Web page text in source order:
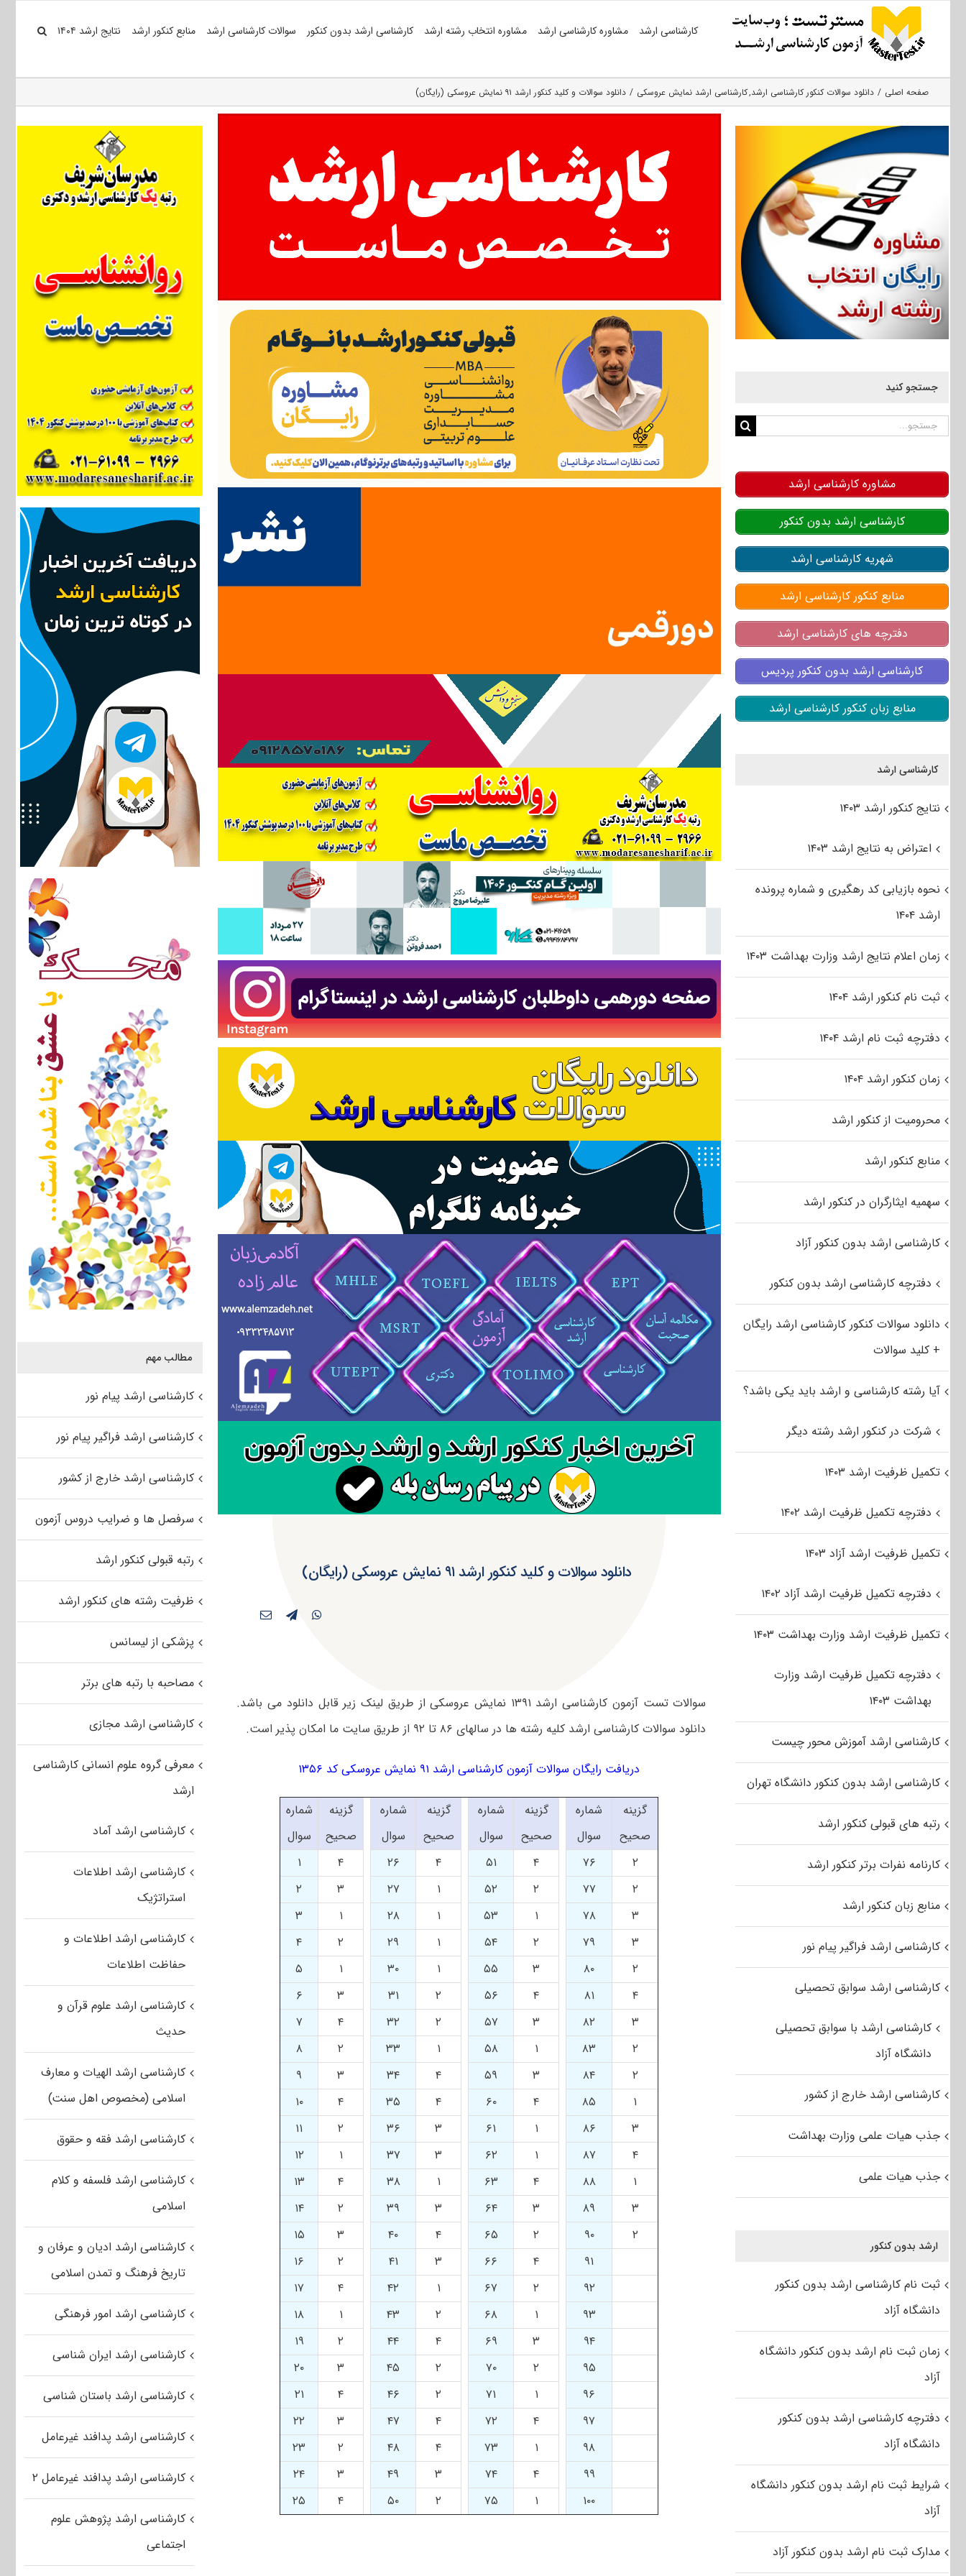
کارشناسی ارشد مشاوره کارشناسی ارشد مشاوره انتخاب رشته ارشد کارشناسی ارشد بدون کنکور سوالات کارشناسی ارشد منابع کنکور ارشد نتایج ارشد ۱۴۰۴
صفحه اصلی دانلود سوالات کنکور کارشناسی ارشد کارشناسی ارشد نمایش عروسکی دانلود سوالات و کلید کنکور ارشد ۹۱ نمایش عروسکی (رایگان)
دانلود سوالات و کلید کنکور ارشد ۹۱ نمایش عروسکی (رایگان)
سوالات تست آزمون کارشناسی ارشد ۱۳۹۱ نمایش عروسکی از طریق لینک زیر قابل دانلود می باشد.
دانلود سوالات کارشناسی ارشد کلیه رشته ها در سالهای ۸۶ تا ۹۲ از طریق سایت ما امکان پذیر است.
دریافت رایگان سوالات آزمون کارشناسی ارشد ۹۱ نمایش عروسکی کد ۱۳۵۶
گزینه
صحیح
شماره
سوال
گزینه
صحیح
شماره
سوال
گزینه
صحیح
شماره
سوال
گزینه
صحیح
شماره
سوال
۲
۷۶ ۴ ۵۱ ۴ ۲۶ ۴
۱
۲
۷۷ ۲ ۵۲ ۱ ۲۷ ۳
۲
۳
۷۸ ۱ ۵۳ ۱ ۲۸ ۱
۳
۳
۷۹ ۲ ۵۴ ۱ ۲۹ ۲
۴
۲
۸۰ ۳ ۵۵ ۱ ۳۰ ۱
۵
۴
۸۱ ۴ ۵۶ ۲ ۳۱ ۳
۶
۳
۸۲ ۳ ۵۷ ۲ ۳۲ ۴
۷
۲
۸۳ ۱ ۵۸ ۱ ۳۳ ۲
۸
۲
۸۴ ۳ ۵۹ ۴ ۳۴ ۳
۹
۱
۸۵ ۴ ۶۰ ۴ ۳۵ ۴
۱۰
۳
۸۶ ۱ ۶۱ ۳ ۳۶ ۲
۱۱
۴
۸۷ ۱ ۶۲ ۳ ۳۷ ۱
۱۲
۱
۸۸ ۴ ۶۳ ۱ ۳۸ ۴
۱۳
۳
۸۹ ۳ ۶۴ ۳ ۳۹ ۲
۱۴
۲
۹۰ ۲ ۶۵ ۴ ۴۰ ۳
۱۵
۹۱
۴ ۶۶ ۳ ۴۱ ۲
۱۶
۹۲
۲ ۶۷ ۱ ۴۲ ۴
۱۷
۹۳
۱ ۶۸ ۲ ۴۳ ۱
۱۸
۹۴
۳ ۶۹ ۴ ۴۴ ۲
۱۹
۹۵
۲ ۷۰ ۲ ۴۵ ۳
۲۰
۹۶
۱ ۷۱ ۲ ۴۶ ۴
۲۱
۹۷
۴ ۷۲ ۴ ۴۷ ۳
۲۲
۹۸
۱ ۷۳ ۴ ۴۸ ۲
۲۳
۹۹
۴ ۷۴ ۳ ۴۹ ۳
۲۴
۱۰۰
۱ ۷۵ ۲ ۵۰ ۴ ۲۵
مطالب مهم
کارشناسی ارشد پیام نور
کارشناسی ارشد فراگیر پیام نور
کارشناسی ارشد خارج از کشور
سرفصل ها و ضرایب دروس آزمون
رتبه قبولی کنکور ارشد
ظرفیت رشته های کنکور ارشد
پزشکی از لیسانس
مصاحبه با رتبه های برتر
کارشناسی ارشد مجازی
معرفی گروه علوم انسانی کارشناسی
ارشد
کارشناسی ارشد آماد
کارشناسی ارشد اطلاعات
استراتژیک
کارشناسی ارشد اطلاعات و
حفاظت اطلاعات
کارشناسی ارشد علوم قرآن و
حدیث
کارشناسی ارشد الهیات و معارف
اسلامی (مخصوص اهل سنت)
کارشناسی ارشد فقه و حقوق
کارشناسی ارشد فلسفه و کلام
اسلامی
کارشناسی ارشد ادیان و عرفان و
تاریخ فرهنگ و تمدن اسلامی
کارشناسی ارشد امور فرهنگی
کارشناسی ارشد ایران شناسی
کارشناسی ارشد باستان شناسی
کارشناسی ارشد پدافند غیرعامل
کارشناسی ارشد پدافند غیرعامل ۲
کارشناسی ارشد پژوهش علوم
اجتماعی
جستجو کنید
جستجو
مشاوره کارشناسی ارشد
کارشناسی ارشد بدون کنکور
شهریه کارشناسی ارشد
منابع کنکور کارشناسی ارشد
دفترچه های کارشناسی ارشد
کارشناسی ارشد بدون کنکور پردیس
منابع زبان کنکور کارشناسی ارشد
کارشناسی ارشد
نتایج کنکور ارشد ۱۴۰۳
اعتراض به نتایج ارشد ۱۴۰۳
نحوه بازیابی کد رهگیری و شماره پرونده
ارشد ۱۴۰۴
زمان اعلام نتایج ارشد وزارت بهداشت ۱۴۰۳
ثبت نام کنکور ارشد ۱۴۰۴
دفترچه ثبت نام ارشد ۱۴۰۴
زمان کنکور ارشد ۱۴۰۴
محرومیت از کنکور ارشد
منابع کنکور ارشد
سهمیه ایثارگران در کنکور ارشد
کارشناسی ارشد بدون کنکور آزاد
دفترچه کارشناسی ارشد بدون کنکور
دانلود سوالات کنکور کارشناسی ارشد رایگان
+ کلید سوالات
آیا رشته کارشناسی و ارشد باید یکی باشد؟
شرکت در کنکور ارشد رشته دیگر
تکمیل ظرفیت ارشد ۱۴۰۳
دفترچه تکمیل ظرفیت ارشد ۱۴۰۲
تکمیل ظرفیت ارشد آزاد ۱۴۰۳
دفترچه تکمیل ظرفیت ارشد آزاد ۱۴۰۲
تکمیل ظرفیت ارشد وزارت بهداشت ۱۴۰۳
دفترچه تکمیل ظرفیت ارشد وزارت
بهداشت ۱۴۰۳
کارشناسی ارشد آموزش محور چیست
کارشناسی ارشد بدون کنکور دانشگاه تهران
رتبه های قبولی کنکور ارشد
کارنامه نفرات برتر کنکور ارشد
منابع زبان کنکور ارشد
کارشناسی ارشد فراگیر پیام نور
کارشناسی ارشد سوابق تحصیلی
کارشناسی ارشد با سوابق تحصیلی
دانشگاه آزاد
کارشناسی ارشد خارج از کشور
جذب هیات علمی وزارت بهداشت
جذب هیات علمی
ارشد بدون کنکور
ثبت نام کارشناسی ارشد بدون کنکور
دانشگاه آزاد
زمان ثبت نام ارشد بدون کنکور دانشگاه
آزاد
دفترچه کارشناسی ارشد بدون کنکور
دانشگاه آزاد
شرایط ثبت نام ارشد بدون کنکور دانشگاه
آزاد
مدارک ثبت نام ارشد بدون کنکور آزاد